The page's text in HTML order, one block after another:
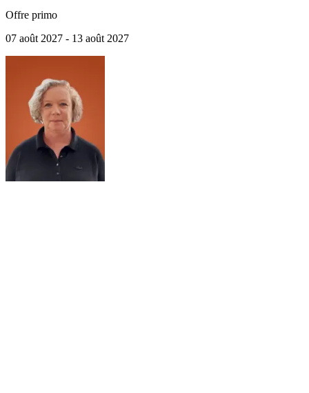
Offre primo
07 août 2027 - 13 août 2027